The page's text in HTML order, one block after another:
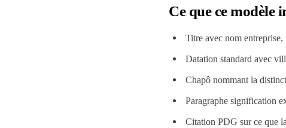
Ce que ce modèle
Titre avec nom
Datation standard avec
Chapô nommant la
Paragraphe signification
Citation PDG sur ce que